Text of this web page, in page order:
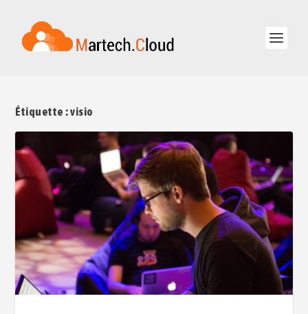
Étiquette :visio